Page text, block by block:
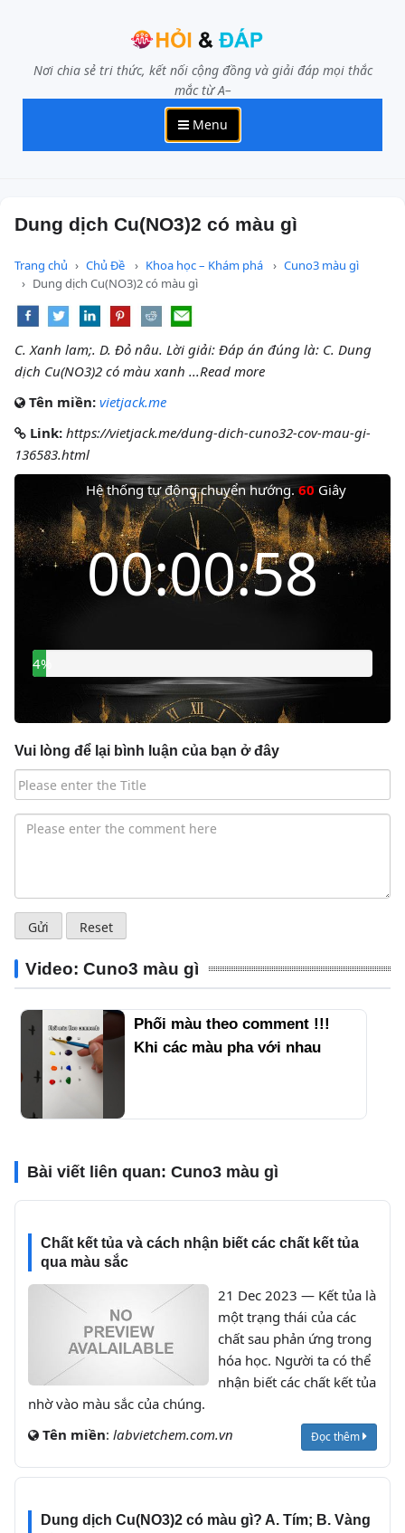
Nơi chia sẻ tri thức, kết nối cộng đồng và giải đáp mọi thắc
mắc từ A–
Menu
Dung dịch Cu(NO3)2 có màu gì
Trang chủ Chủ Đề Khoa học – Khám phá
Cuno3 màu gì
Dung dịch Cu(NO3)2 có màu gì
C. Xanh lam;. D. Đỏ nâu. Lời giải: Đáp án đúng là: C. Dung
dịch Cu(NO3)2 có màu xanh ...Read more
Tên miền: vietjack.me
Link: https://vietjack.me/dung-dich-cuno32-cov-mau-gi-
136583.html
Hệ thống tự động chuyển hướng.60 Giây
Thời gian còn lại
00:00:57
5%
Vui lòng để lại bình luận của bạn ở đây
Video: Cuno3 màu gì
Phối màu theo comment !!!
Khi các màu pha với nhau
Bài viết liên quan: Cuno3 màu gì
Chất kết tủa và cách nhận biết các chất kết tủa
qua màu sắc
21 Dec 2023 — Kết tủa là
một trạng thái của các
chất sau phản ứng trong
hóa học. Người ta có thể
nhận biết các chất kết tủa
nhờ vào màu sắc của chúng.
Tên miền: labvietchem.com.vn Đọc thêm
Dung dịch Cu(NO3)2 có màu gì? A. Tím; B. Vàng